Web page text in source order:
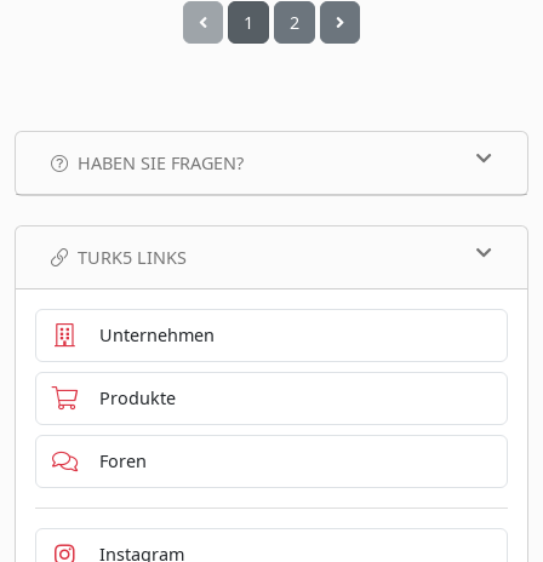
1 2
HABEN SIE FRAGEN?
TURK5 LINKS
Unternehmen
Produkte
Foren
Instagram